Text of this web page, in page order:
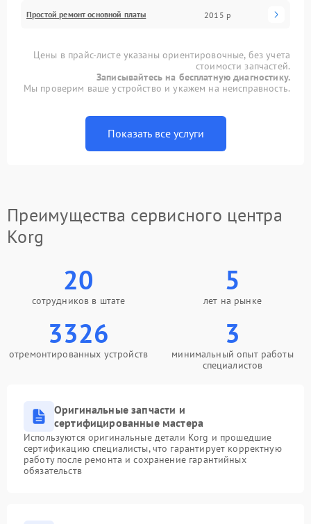
Простой ремонт основной платы 2015 р
Цены в прайс-листе указаны ориентировочные, без учета
стоимости запчастей.
Записывайтесь на бесплатную диагностику.
Мы проверим ваше устройство и укажем на неисправность.
Показать все услуги
Преимущества сервисного центра
Korg
20
сотрудников в штате
5
лет на рынке
3326
отремонтированных устройств
3
минимальный опыт работы
специалистов
Оригинальные запчасти и
сертифицированные мастера
Используются оригинальные детали Korg и прошедшие
сертификацию специалисты, что гарантирует корректную
работу после ремонта и сохранение гарантийных
обязательств